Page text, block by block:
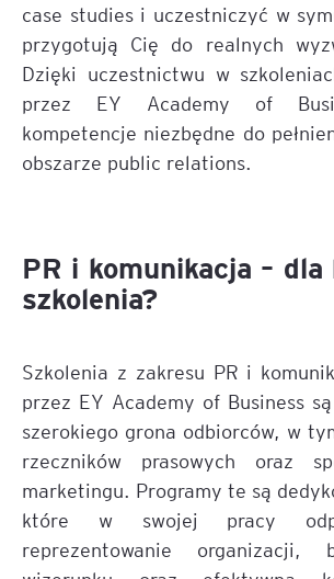
case studies i uczestniczyć w
przygotują Cię do realnych
Dzięki uczestnictwu w
przez EY Academy of
kompetencje niezbędne do
obszarze public relations.
PR i komunikacja – dla
szkolenia?
Szkolenia z zakresu PR i
przez EY Academy of Business
szerokiego grona odbiorców, w
rzeczników prasowych oraz
marketingu. Programy te są
które w swojej pracy
reprezentowanie organizacji,